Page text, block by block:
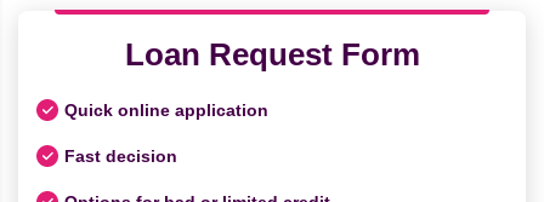
Loan Request Form
Quick online application
Fast decision